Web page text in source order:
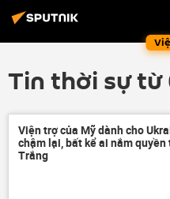
Tin thời sự từ
Viện trợ của Mỹ dành cho
chậm lại, bất kể ai nắm quyền
Trắng